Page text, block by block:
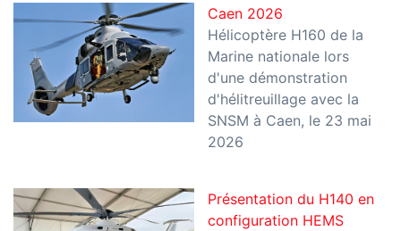
Caen 2026
Hélicoptère H160 de la
Marine nationale lors
d'une démonstration
d'hélitreuillage avec la
SNSM à Caen, le 23 mai
2026
Présentation du H140 en
configuration HEMS